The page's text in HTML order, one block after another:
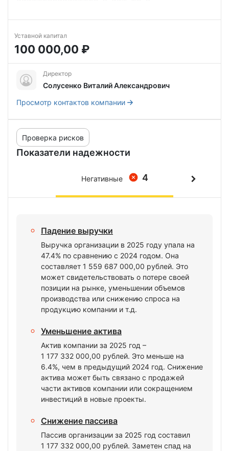
Уставной капитал
100 000,00 ₽
Директор
Солусенко Виталий Александрович
Просмотр контактов компании
Показатели надежности
Проверка рисков
4
Негативные
Падение выручки
Выручка организации в 2025 году упала на
47.4% по сравнению с 2024 годом. Она
составляет 1 559 687 000,00 рублей. Это
может свидетельствовать о потере своей
позиции на рынке, уменьшении объемов
производства или снижению спроса на
продукцию компании и т.д.
Уменьшение актива
Актив компании за 2025 год –
1 177 332 000,00 рублей. Это меньше на
6.4%, чем в предыдущий 2024 год. Снижение
актива может быть связано с продажей
части активов компании или сокращением
инвестиций в новые проекты.
Снижение пассива
Пассив организации за 2025 год составил
1 177 332 000,00 рублей. Заметен спад на